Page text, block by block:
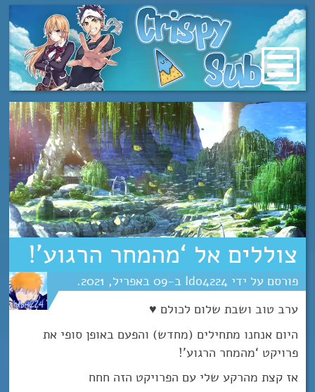
מעבר
לתוכן
צוללים אל ‘מהמחר הרגוע’!
Ido4224
09 אפריל 2021
ערב טוב ושבת שלום לכולם ♥
היום אנחנו מתחילים (מחדש) והפעם באופן סופי את
פרויקט ‘מהמחר הרגוע’!
אז קצת מהרקע שלי עם הפרויקט הזה חחח